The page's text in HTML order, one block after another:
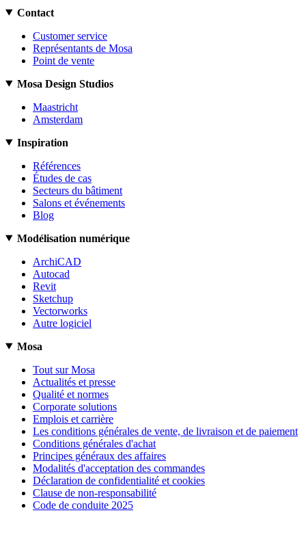
Contact
Customer service
Représentants de Mosa
Point de vente
Mosa Design Studios
Maastricht
Amsterdam
Inspiration
Références
Études de cas
Secteurs du bâtiment
Salons et événements
Blog
Modélisation numérique
ArchiCAD
Autocad
Revit
Sketchup
Vectorworks
Autre logiciel
Mosa
Tout sur Mosa
Actualités et presse
Qualité et normes
Corporate solutions
Emplois et carrière
Les conditions générales de vente, de livraison et de paiement
Conditions générales d'achat
Principes généraux des affaires
Modalités d'acceptation des commandes
Déclaration de confidentialité et cookies
Clause de non-responsabilité
Code de conduite 2025